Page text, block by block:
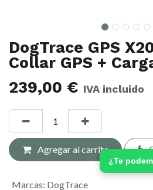
DogTrace GPS
Collar GPS +
239,00 € IVA incluido
Agregar al carrito
Marcas: DogTrace
¿Te